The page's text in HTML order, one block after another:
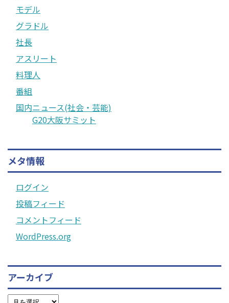
モデル
グラドル
社長
アスリート
料理人
番組
国内ニュース(社会・芸能)
G20大阪サミット
メタ情報
ログイン
投稿フィード
コメントフィード
WordPress.org
アーカイブ